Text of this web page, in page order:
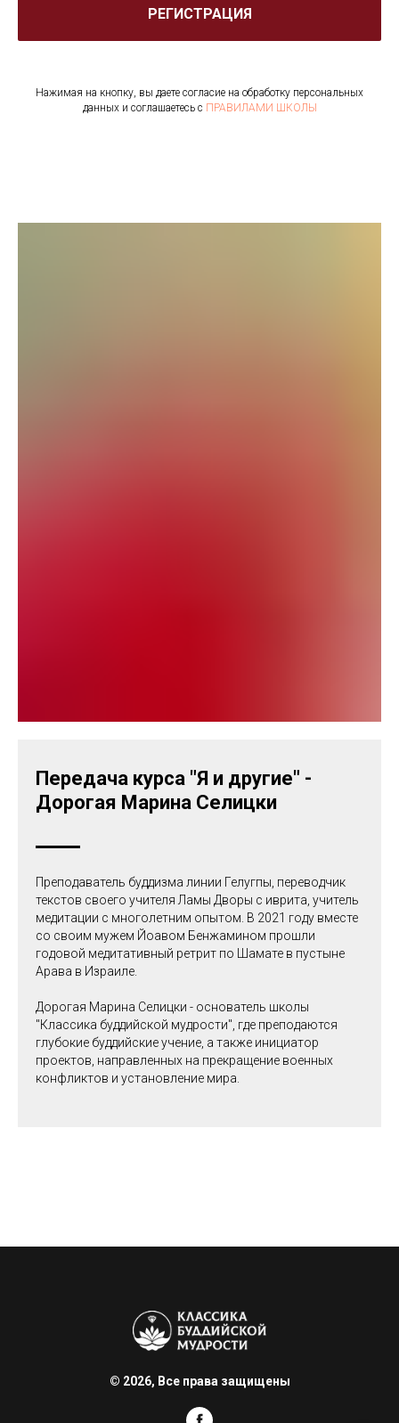
РЕГИСТРАЦИЯ
Нажимая на кнопку, вы даете согласие на обработку персональных
данных и соглашаетесь c ПРАВИЛАМИ ШКОЛЫ
Передача курса "Я и другие" -
Дорогая Марина Селицки
Преподаватель буддизма линии Гелугпы, переводчик
текстов своего учителя Ламы Дворы с иврита, учитель
медитации с многолетним опытом. В 2021 году вместе
со своим мужем Йоавом Бенжамином прошли
годовой медитативный ретрит по Шамате в пустыне
Арава в Израиле.
Дорогая Марина Селицки - основатель школы
"Классика буддийской мудрости", где преподаются
глубокие буддийские учение, а также инициатор
проектов, направленных на прекращение военных
конфликтов и установление мира.
© 2026, Все права защищены